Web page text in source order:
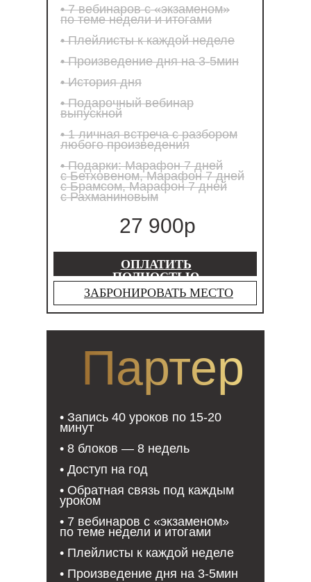
ОПЛАТИТЬ
ПОЛНОСТЬЮ
ЗАБРОНИРОВАТЬ МЕСТО
• 7 вебинаров с «экзаменом»
по теме недели и итогами
• Плейлисты к каждой неделе
• Произведение дня на 3-5мин
• История дня
• Подарочный вебинар
выпускной
• 1 личная встреча с разбором
любого произведения
• Подарки: Марафон 7 дней
с Бетховеном, Марафон 7 дней
с Брамсом, Марафон 7 дней
с Рахманиновым
27 900р
• Запись 40 уроков по 15-20
минут
• 8 блоков — 8 недель
• Доступ на год
• Обратная связь под каждым
уроком
• 7 вебинаров с «экзаменом»
по теме недели и итогами
• Плейлисты к каждой неделе
• Произведение дня на 3-5мин
Партер